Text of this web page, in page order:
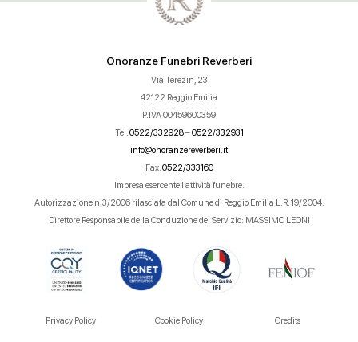
Onoranze Funebri Reverberi
Via Terezin, 23
42122 Reggio Emilia
P.IVA 00459600359
Tel. 0522/332928–0522/332931
info@onoranzereverberi.it
Fax. 0522/333160
Impresa esercente l’attività funebre.
Autorizzazione n.3/2006 rilasciata dal Comune di Reggio Emilia L.R. 19/2004.
Direttore Responsabile della Conduzione del Servizio: MASSIMO LEONI
Privacy Policy Cookie Policy Credits